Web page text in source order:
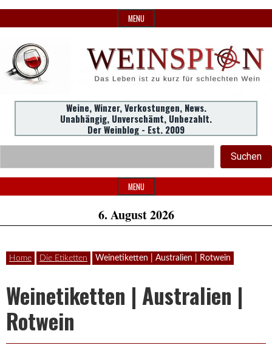
to
MENU
WeinSpion
|
Das
Leben
ist
Weine,
Winzer,
Verkostungen.
Header
Widget
Area
Weine, Winzer, Verkostungen, News.
Unabhängig, Unverschämt, Unbezahlt.
Der Weinblog - Est. 2009
Suchen
MENU
6. August 2026
Home Die Etiketten Weinetiketten | Australien | Rotwein
Weinetiketten | Australien |
Rotwein